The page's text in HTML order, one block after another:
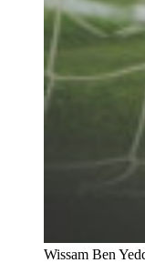
Wissam Ben